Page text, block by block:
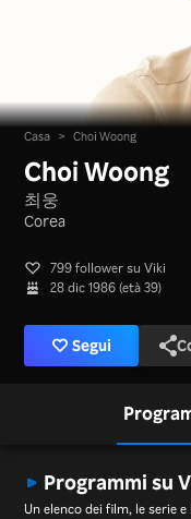
Casa > Choi Woong
Choi Woong
최웅
Corea
799 follower su Viki
28 dic 1986 (età 39)
Segui
Programmi su
Un elenco dei film, le serie